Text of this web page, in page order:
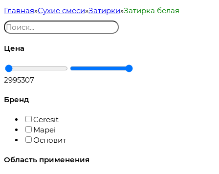
Главная Сухие смеси Затирки Затирка белая
Цена
2995307
Бренд
Ceresit
Mapei
Основит
Область применения